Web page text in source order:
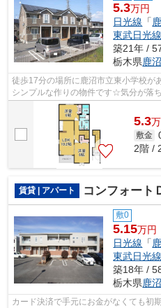
5.3万円
日光線 「
東武日光線
築21年 /
栃木県鹿
徒歩17分の場所に鹿沼市立東小学校
シンプルな作りの物件です☆気分が落
ょう☆こちらの物件はアパートです☆最
5.3万
敷金
2階 /
賃貸 | アパート コンフォート
敷0
5.15万円
日光線 「
東武日光線
築18年 /
栃木県鹿
カード決済で手元にお金がなくても初